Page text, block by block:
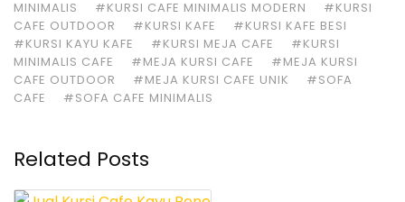
MINIMALIS
#KURSI CAFE MINIMALIS MODERN
#KURSI
CAFE OUTDOOR
#KURSI KAFE
#KURSI KAFE BESI
#KURSI KAYU KAFE
#KURSI MEJA CAFE
#KURSI
MINIMALIS CAFE
#MEJA KURSI CAFE
#MEJA KURSI
CAFE OUTDOOR
#MEJA KURSI CAFE UNIK
#SOFA
CAFE
#SOFA CAFE MINIMALIS
Related Posts